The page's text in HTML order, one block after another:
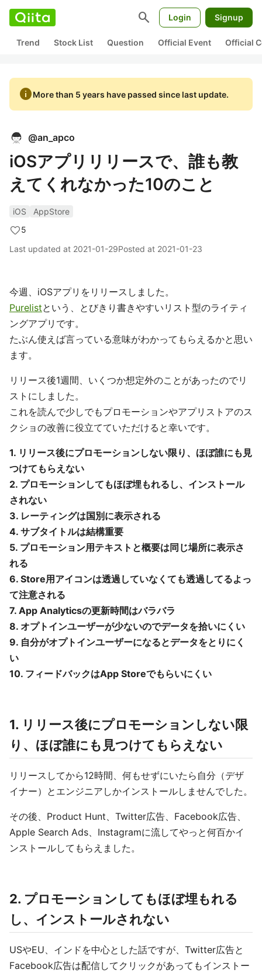
search Login Signup
Trend Stock List Question Official Event Official
infoMore than 5 years have passed since last update.
@an_apco
iOSアプリリリースで、誰も教
えてくれなかった10のこと
iOS
AppStore
5
Last updated at 2021-01-29Posted at 2021-01-23
今週、iOSアプリをリリースしました。
Purelistという、とびきり書きやすいリスト型のライティ
ングアプリです。
たぶん使えば言っている意味がわかってもらえるかと思い
ます。
リリース後1週間、いくつか想定外のことがあったのでリ
ストにしました。
これを読んで少しでもプロモーションやアプリストアのス
クショの改善に役立てていただけると幸いです。
1. リリース後にプロモーションしない限り、ほぼ誰にも見
つけてもらえない
2. プロモーションしてもほぼ埋もれるし、インストール
されない
3. レーティングは国別に表示される
4. サブタイトルは結構重要
5. プロモーション用テキストと概要は同じ場所に表示さ
れる
6. Store用アイコンは透過していなくても透過してるよっ
て注意される
7. App Analyticsの更新時間はバラバラ
8. オプトインユーザーが少ないのでデータを拾いにくい
9. 自分がオプトインユーザーになるとデータをとりにく
い
10. フィードバックはApp Storeでもらいにくい
1. リリース後にプロモーションしない限
り、ほぼ誰にも見つけてもらえない
リリースしてから12時間、何もせずにいたら自分（デザ
イナー）とエンジニアしかインストールしませんでした。
その後、Product Hunt、Twitter広告、Facebook広告、
Apple Search Ads、Instagramに流してやっと何百かイ
ンストールしてもらえました。
2. プロモーションしてもほぼ埋もれる
し、インストールされない
USやEU、インドを中心とした話ですが、Twitter広告と
Facebook広告は配信してクリックがあってもインストー